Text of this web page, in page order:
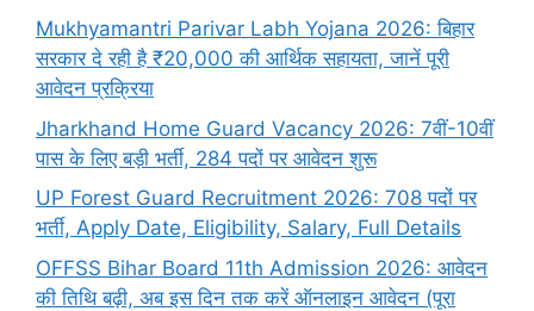
Mukhyamantri Parivar Labh Yojana 2026: बिहार
सरकार दे रही है ₹20,000 की आर्थिक सहायता, जानें पूरी
आवेदन प्रक्रिया
Jharkhand Home Guard Vacancy 2026: 7वीं-10वीं
पास के लिए बड़ी भर्ती, 284 पदों पर आवेदन शुरू
UP Forest Guard Recruitment 2026: 708 पदों पर
भर्ती, Apply Date, Eligibility, Salary, Full Details
OFFSS Bihar Board 11th Admission 2026: आवेदन
की तिथि बढ़ी, अब इस दिन तक करें ऑनलाइन आवेदन (पूरा